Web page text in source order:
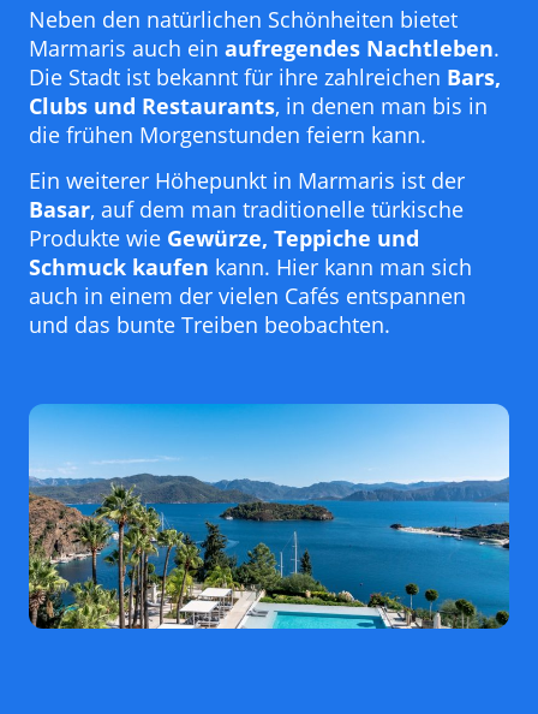
Neben den natürlichen Schönheiten bietet
Marmaris auch ein aufregendes Nachtleben.
Die Stadt ist bekannt für ihre zahlreichen Bars,
Clubs und Restaurants, in denen man bis in
die frühen Morgenstunden feiern kann.
Ein weiterer Höhepunkt in Marmaris ist der
Basar, auf dem man traditionelle türkische
Produkte wie Gewürze, Teppiche und
Schmuck kaufen kann. Hier kann man sich
auch in einem der vielen Cafés entspannen
und das bunte Treiben beobachten.